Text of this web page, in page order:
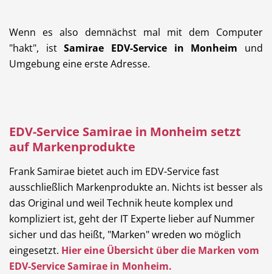
Wenn es also demnächst mal mit dem Computer
"hakt", istSamirae EDV-Service in Monheim und
Umgebung eine erste Adresse.
EDV-Service Samirae in Monheim setzt
auf Markenprodukte
Frank Samirae bietet auch im EDV-Service fast
ausschließlich Markenprodukte an. Nichts ist besser als
das Original und weil Technik heute komplex und
kompliziert ist, geht der IT Experte lieber auf Nummer
sicher und das heißt, "Marken" wreden wo möglich
eingesetzt. Hier eine Übersicht über die Marken vom
EDV-Service Samirae in Monheim.